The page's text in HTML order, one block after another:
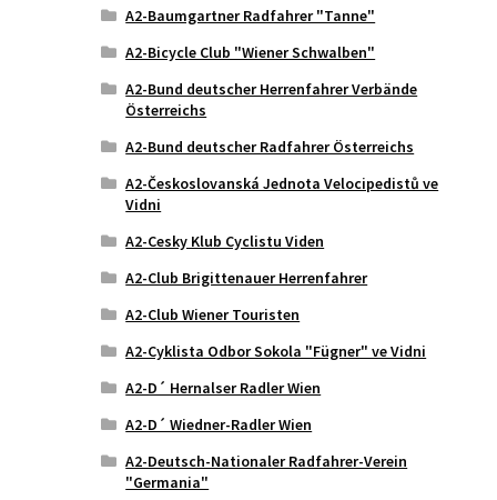
A2-Baumgartner Radfahrer "Tanne"
A2-Bicycle Club "Wiener Schwalben"
A2-Bund deutscher Herrenfahrer Verbände
Österreichs
A2-Bund deutscher Radfahrer Österreichs
A2-Českoslovanská Jednota Velocipedistů ve
Vidni
A2-Cesky Klub Cyclistu Viden
A2-Club Brigittenauer Herrenfahrer
A2-Club Wiener Touristen
A2-Cyklista Odbor Sokola "Fügner" ve Vidni
A2-D´ Hernalser Radler Wien
A2-D´ Wiedner-Radler Wien
A2-Deutsch-Nationaler Radfahrer-Verein
"Germania"